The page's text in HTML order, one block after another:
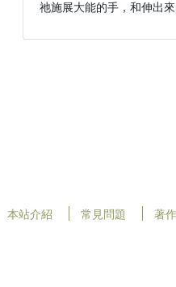
祂施展大能的手，和伸出
本站介紹 常見問題 著